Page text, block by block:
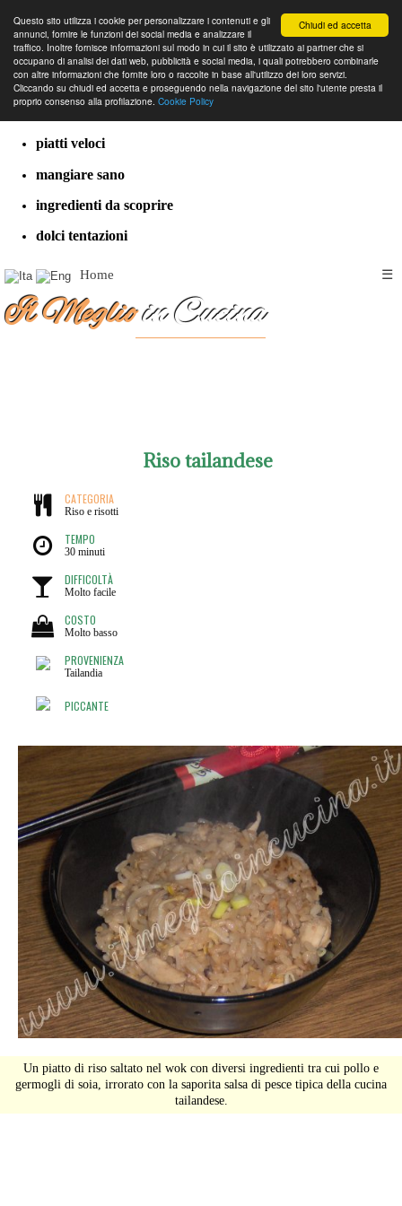
Chiudi ed accetta
Questo sito utilizza i cookie per personalizzare i contenuti e gli
annunci, fornire le funzioni dei social media e analizzare il
traffico. Inoltre fornisce informazioni sul modo in cui il sito è utilizzato ai partner che si
occupano di analisi dei dati web, pubblicità e social media, i quali potrebbero combinarle
con altre informazioni che fornite loro o raccolte in base all'utilizzo dei loro servizi.
Cliccando su chiudi ed accetta e proseguendo nella navigazione del sito l'utente presta il
proprio consenso alla profilazione. Cookie Policy
cucina dal mondo
ricette classiche
piatti veloci
mangiare sano
ingredienti da scoprire
dolci tentazioni
Home ☰
Il Meglioin Cucina
Riso tailandese
CATEGORIA
Riso e risotti
TEMPO
30 minuti
DIFFICOLTÀ
Molto facile
COSTO
Molto basso
PROVENIENZA
Tailandia
PICCANTE
Un piatto di riso saltato nel wok con diversi ingredienti tra cui pollo e
germogli di soia, irrorato con la saporita salsa di pesce tipica della cucina
tailandese.